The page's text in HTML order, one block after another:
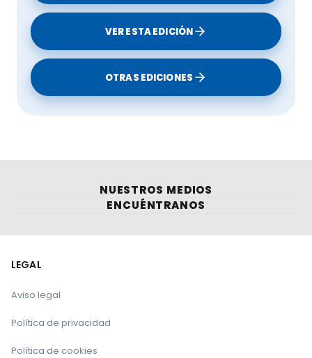
VER ESTA EDICIÓN
OTRAS EDICIONES
NUESTROS MEDIOS
ENCUÉNTRANOS
LEGAL
Aviso legal
Política de privacidad
Política de cookies